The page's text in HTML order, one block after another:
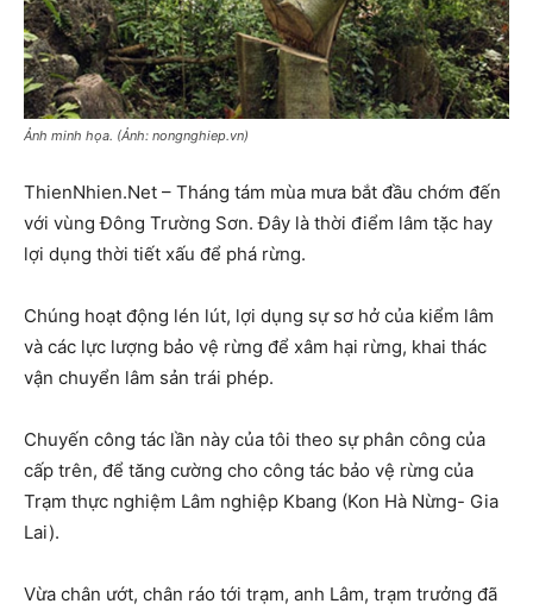
Ảnh minh họa. (Ảnh: nongnghiep.vn)
ThienNhien.Net – Tháng tám mùa mưa bắt đầu chớm đến
với vùng Đông Trường Sơn. Đây là thời điểm lâm tặc hay
lợi dụng thời tiết xấu để phá rừng.
Chúng hoạt động lén lút, lợi dụng sự sơ hở của kiểm lâm
và các lực lượng bảo vệ rừng để xâm hại rừng, khai thác
vận chuyển lâm sản trái phép.
Chuyến công tác lần này của tôi theo sự phân công của
cấp trên, để tăng cường cho công tác bảo vệ rừng của
Trạm thực nghiệm Lâm nghiệp Kbang (Kon Hà Nừng- Gia
Lai).
Vừa chân ướt, chân ráo tới trạm, anh Lâm, trạm trưởng đã